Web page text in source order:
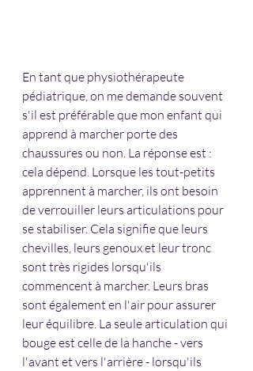
En tant que physiothérapeute
pédiatrique, on me demande souvent
s'il est préférable que mon enfant qui
apprend à marcher porte des
chaussures ou non. La réponse est :
cela dépend. Lorsque les tout-petits
apprennent à marcher, ils ont besoin
de verrouiller leurs articulations pour
se stabiliser. Cela signifie que leurs
chevilles, leurs genoux et leur tronc
sont très rigides lorsqu'ils
commencent à marcher. Leurs bras
sont également en l'air pour assurer
leur équilibre. La seule articulation qui
bouge est celle de la hanche - vers
l'avant et vers l'arrière - lorsqu'ils